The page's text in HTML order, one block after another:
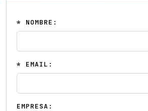
* NOMBRE:
* EMAIL:
EMPRESA: